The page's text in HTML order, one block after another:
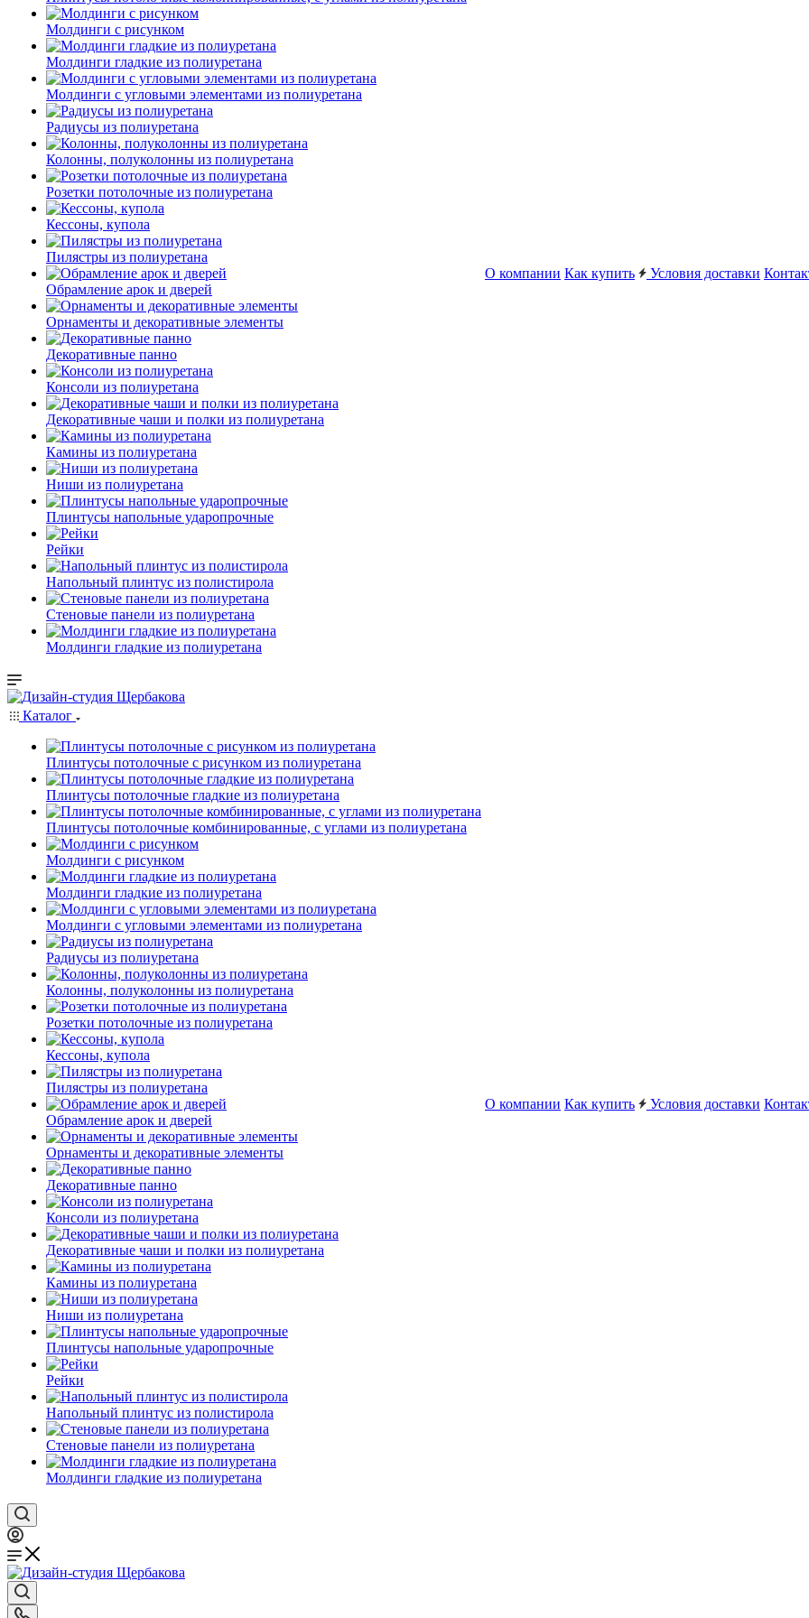
Молдинги c рисунком
Молдинги гладкие из полиуретана
Молдинги с угловыми элементами из полиуретана
Радиусы из полиуретана
Колонны, полуколонны из полиуретана
Розетки потолочные из полиуретана
Кессоны, купола
Пилястры из полиуретана
Обрамление арок и дверей
Орнаменты и декоративные элементы
Декоративные панно
Консоли из полиуретана
Декоративные чаши и полки из полиуретана
Камины из полиуретана
Ниши из полиуретана
Плинтусы напольные ударопрочные
Рейки
Напольный плинтус из полистирола
Стеновые панели из полиуретана
Молдинги гладкие из полиуретана
О компании Как купить Условия доставки
Каталог
Плинтусы потолочные с рисунком из полиуретана
Плинтусы потолочные гладкие из полиуретана
Плинтусы потолочные комбинированные, с углами из полиуретана
Молдинги c рисунком
Молдинги гладкие из полиуретана
Молдинги с угловыми элементами из полиуретана
Радиусы из полиуретана
Колонны, полуколонны из полиуретана
Розетки потолочные из полиуретана
Кессоны, купола
Пилястры из полиуретана
Обрамление арок и дверей
Орнаменты и декоративные элементы
Декоративные панно
Консоли из полиуретана
Декоративные чаши и полки из полиуретана
Камины из полиуретана
Ниши из полиуретана
Плинтусы напольные ударопрочные
Рейки
Напольный плинтус из полистирола
Стеновые панели из полиуретана
Молдинги гладкие из полиуретана
О компании Как купить Условия доставки